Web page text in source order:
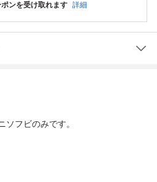
ンを受け取れます 詳細
ソフビのみです。